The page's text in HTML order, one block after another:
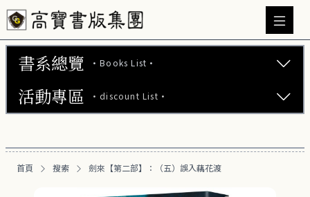
書系總覽 ·Books List·
文學小說 (737)
活動專區 ·discount List·
【2本7折】高寶小說系列全圖鑑書展
首頁 搜索 劍來【第二部】：（五）誤入藕花渡